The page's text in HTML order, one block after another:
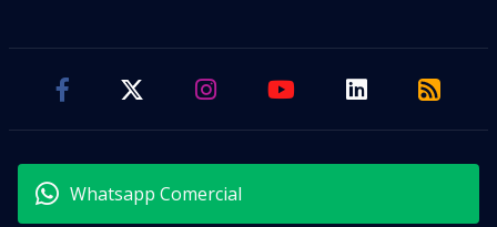
Whatsapp Comercial